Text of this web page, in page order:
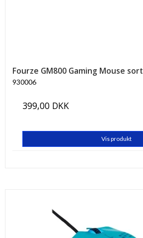
Fourze GM800 Gaming Mouse sort
930006
399,00 DKK
Vis produkt